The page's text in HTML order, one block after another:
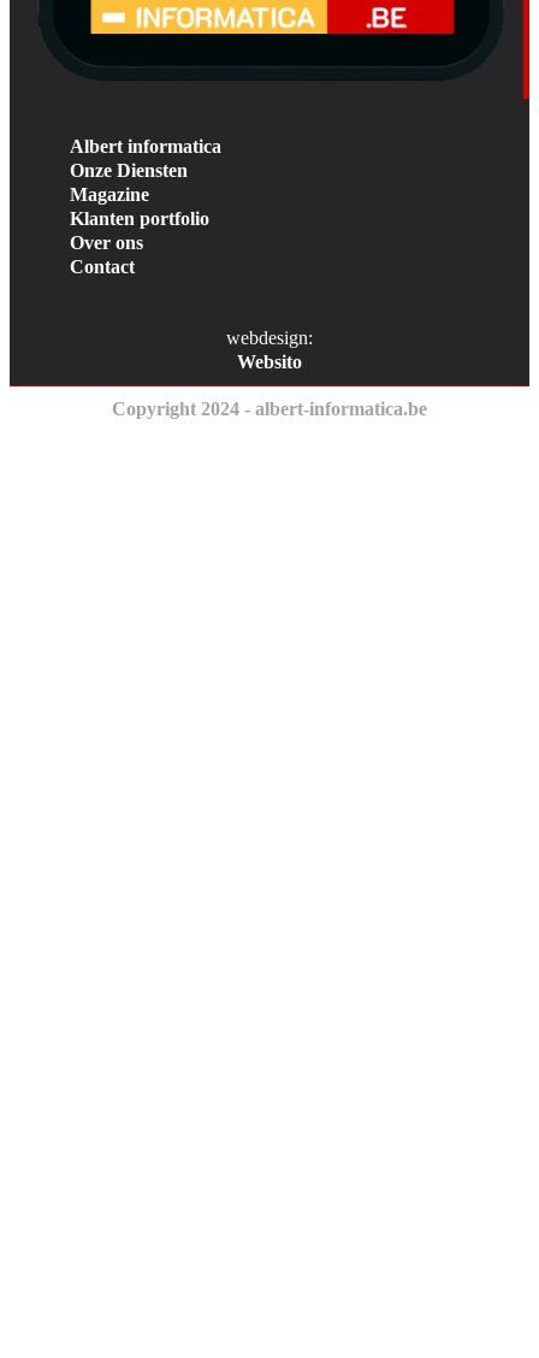
Albert informatica
Onze Diensten
Magazine
Klanten portfolio
Over ons
Contact
webdesign:
Websito
Copyright 2024 - albert-informatica.be